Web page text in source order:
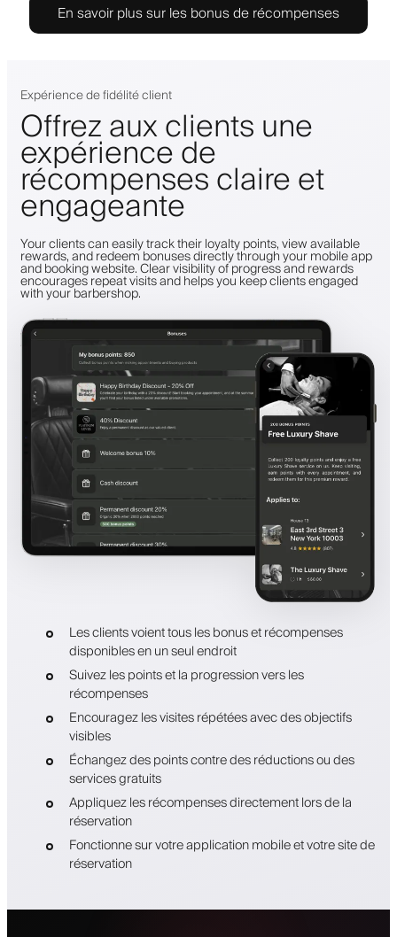
En savoir plus sur les bonus de récompenses
Expérience de fidélité client
Offrez aux clients une
expérience de
récompenses claire et
engageante
Your clients can easily track their loyalty points, view available
rewards, and redeem bonuses directly through your mobile app
and booking website. Clear visibility of progress and rewards
encourages repeat visits and helps you keep clients engaged
with your barbershop.
Les clients voient tous les bonus et récompenses
disponibles en un seul endroit
Suivez les points et la progression vers les
récompenses
Encouragez les visites répétées avec des objectifs
visibles
Échangez des points contre des réductions ou des
services gratuits
Appliquez les récompenses directement lors de la
réservation
Fonctionne sur votre application mobile et votre site de
réservation